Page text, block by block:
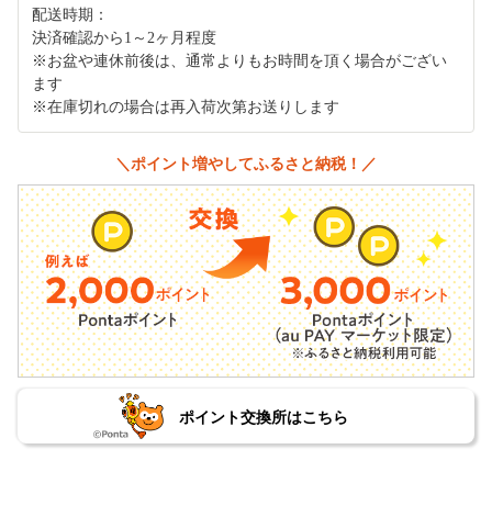
配送時期：
決済確認から1～2ヶ月程度
※お盆や連休前後は、通常よりもお時間を頂く場合がござい
ます
※在庫切れの場合は再入荷次第お送りします
＼ポイント増やしてふるさと納税！／
ポイント交換所はこちら